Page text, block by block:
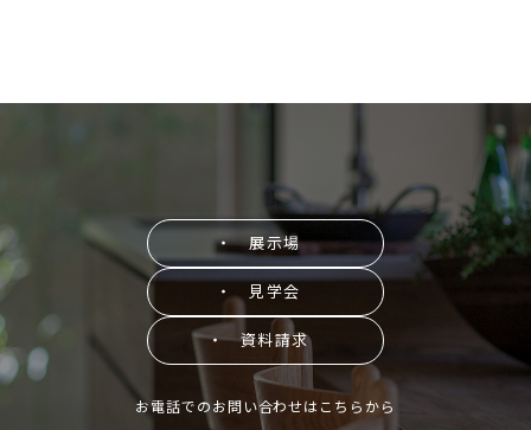
・ 展示場
・ 見学会
・ 資料請求
お電話でのお問い合わせはこちらから